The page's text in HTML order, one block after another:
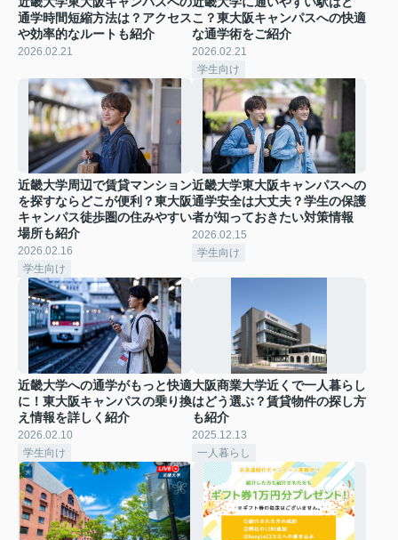
通学時間短縮方法は？アクセス
や効率的なルートも紹介
2026.02.21
こ？東大阪キャンパスへの快適
な通学術をご紹介
2026.02.21
学生向け
近畿大学周辺で賃貸マンション
を探すならどこが便利？東大阪
キャンパス徒歩圏の住みやすい
場所も紹介
2026.02.16
学生向け
近畿大学東大阪キャンパスへの
通学安全は大丈夫？学生の保護
者が知っておきたい対策情報
2026.02.15
学生向け
近畿大学への通学がもっと快適
に！東大阪キャンパスの乗り換
え情報を詳しく紹介
2026.02.10
学生向け
大阪商業大学近くで一人暮らし
はどう選ぶ？賃貸物件の探し方
も紹介
2025.12.13
一人暮らし